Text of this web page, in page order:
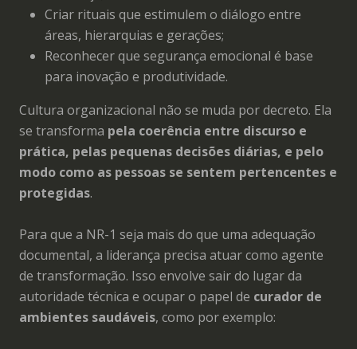
Criar rituais que estimulem o diálogo entre
áreas, hierarquias e gerações;
Reconhecer que segurança emocional é base
para inovação e produtividade.
Cultura organizacional não se muda por decreto. Ela
se transforma pela coerência entre discurso e
prática, pelas pequenas decisões diárias, e pelo
modo como as pessoas se sentem pertencentes e
protegidas.
Para que a NR-1 seja mais do que uma adequação
documental, a liderança precisa atuar como agente
de transformação. Isso envolve sair do lugar da
autoridade técnica e ocupar o papel de curador de
ambientes saudáveis, como por exemplo: